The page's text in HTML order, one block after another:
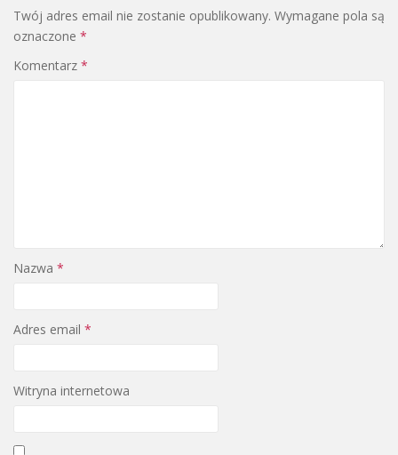
Twój adres email nie zostanie opublikowany. Wymagane pola są
oznaczone *
Komentarz *
Nazwa *
Adres email *
Witryna internetowa